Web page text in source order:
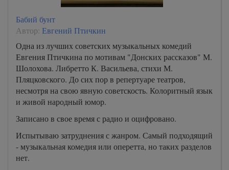
Бабий бунт
Автор: Евгений Птичкин
Одна из лучших советских музыкальных комедий
Евгения Птичкина по мотивам "Донских рассказов" М.
Шолохова. Либретто К. Васильева, стихи М.
Пляцковского. До сих пор в репертуаре театров,
несмотря на свою явную советскость. Колоритный язык
и живой народный юмор.
Записано в свое время с радио и оцифровано.
Испытываю затруднения с жанром. Самый подходящий
- музыкальная комедия или оперетта, но таких разделов
нет.